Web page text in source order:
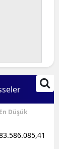
En Düşük